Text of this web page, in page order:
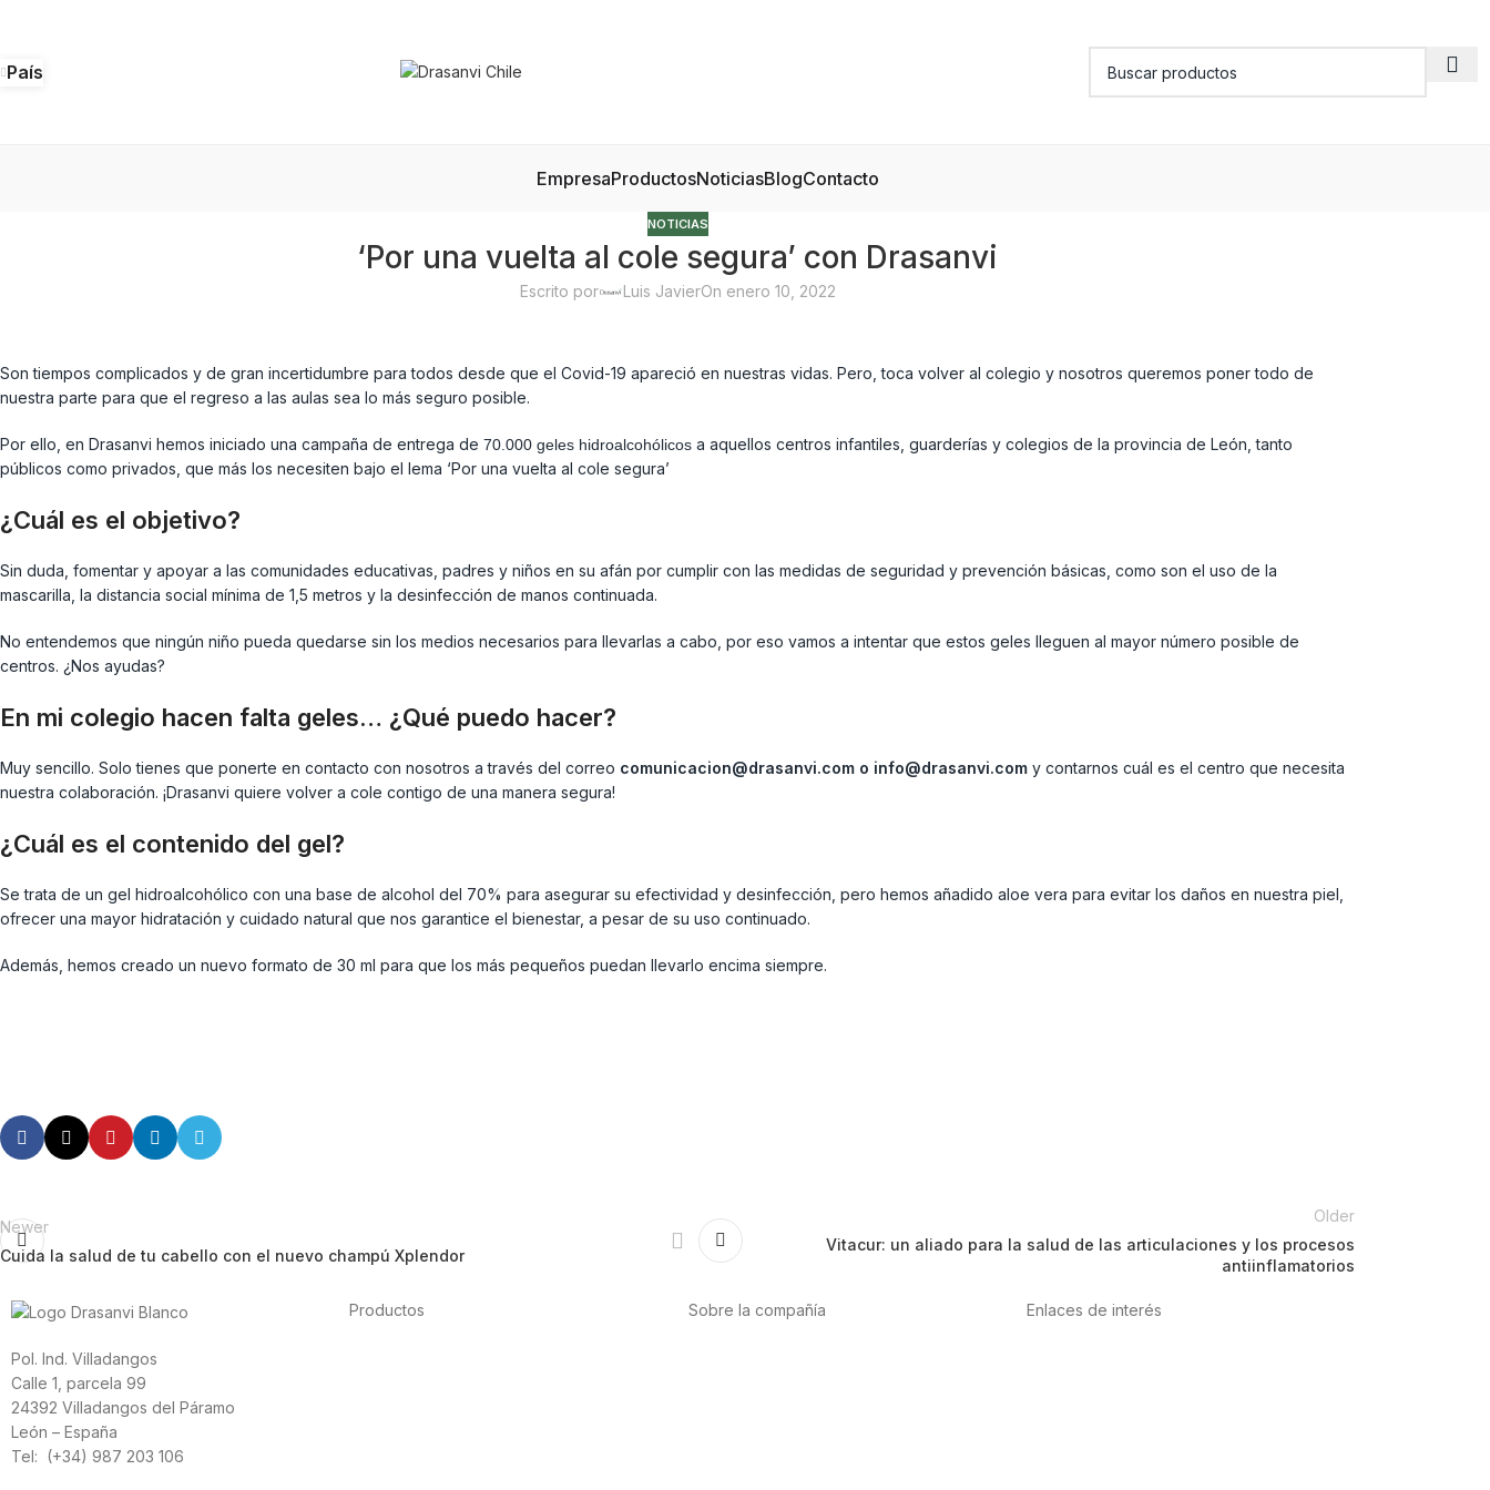
País
EmpresaProductosNoticiasBlogContacto
NOTICIAS
‘Por una vuelta al cole segura’ con Drasanvi
Escrito por Luis JavierOn enero 10, 2022
Son tiempos complicados y de gran incertidumbre para todos desde que el Covid-19 apareció en nuestras vidas. Pero, toca volver al colegio y nosotros queremos poner todo de
nuestra parte para que el regreso a las aulas sea lo más seguro posible.
Por ello, en Drasanvi hemos iniciado una campaña de entrega de 70.000 geles hidroalcohólicos a aquellos centros infantiles, guarderías y colegios de la provincia de León, tanto
públicos como privados, que más los necesiten bajo el lema ‘Por una vuelta al cole segura’
¿Cuál es el objetivo?
Sin duda, fomentar y apoyar a las comunidades educativas, padres y niños en su afán por cumplir con las medidas de seguridad y prevención básicas, como son el uso de la
mascarilla, la distancia social mínima de 1,5 metros y la desinfección de manos continuada.
No entendemos que ningún niño pueda quedarse sin los medios necesarios para llevarlas a cabo, por eso vamos a intentar que estos geles lleguen al mayor número posible de
centros. ¿Nos ayudas?
En mi colegio hacen falta geles… ¿Qué puedo hacer?
Muy sencillo. Solo tienes que ponerte en contacto con nosotros a través del correo comunicacion@drasanvi.com o info@drasanvi.com y contarnos cuál es el centro que necesita
nuestra colaboración. ¡Drasanvi quiere volver a cole contigo de una manera segura!
¿Cuál es el contenido del gel?
Se trata de un gel hidroalcohólico con una base de alcohol del 70% para asegurar su efectividad y desinfección, pero hemos añadido aloe vera para evitar los daños en nuestra piel,
ofrecer una mayor hidratación y cuidado natural que nos garantice el bienestar, a pesar de su uso continuado.
Además, hemos creado un nuevo formato de 30 ml para que los más pequeños puedan llevarlo encima siempre.
Newer
Cuida la salud de tu cabello con el nuevo champú Xplendor
Older
Vitacur: un aliado para la salud de las articulaciones y los procesos
antiinflamatorios
Pol. Ind. Villadangos
Calle 1, parcela 99
24392 Villadangos del Páramo
León – España
Tel: (+34) 987 203 106
Productos Sobre la compañía Enlaces de interés